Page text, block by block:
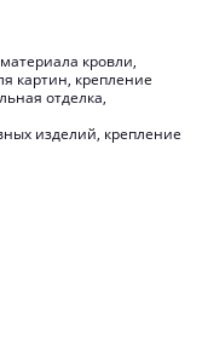
кровли,
картин, крепление
отделка,
изделий, крепление